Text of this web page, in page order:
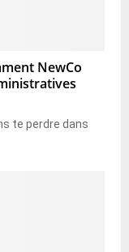
NewCo
te perdre dans